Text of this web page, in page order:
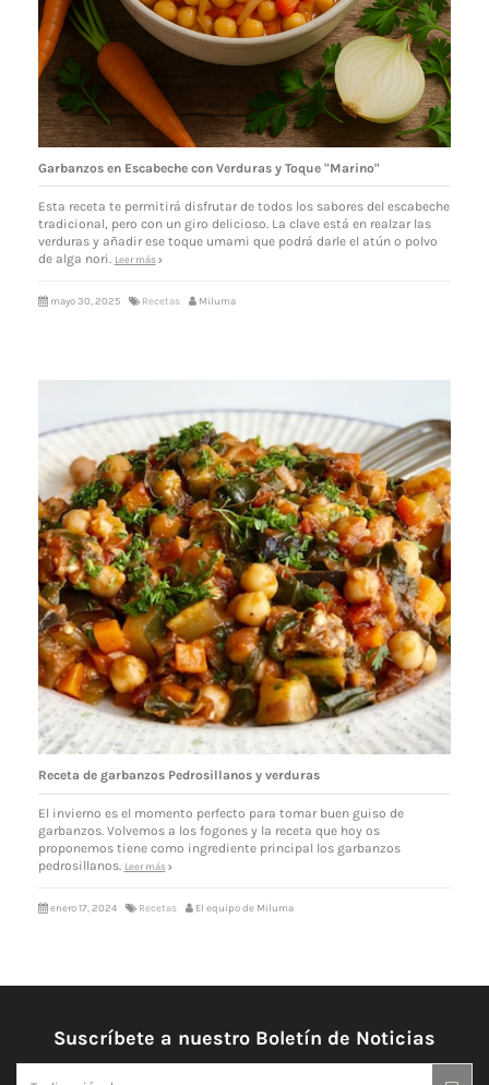
Garbanzos en Escabeche con Verduras y Toque "Marino"
Esta receta te permitirá disfrutar de todos los sabores del escabeche
tradicional, pero con un giro delicioso. La clave está en realzar las
verduras y añadir ese toque umami que podrá darle el atún o polvo
de alga nori. Leer más
mayo 30, 2025 Recetas Miluma
Receta de garbanzos Pedrosillanos y verduras
El invierno es el momento perfecto para tomar buen guiso de
garbanzos. Volvemos a los fogones y la receta que hoy os
proponemos tiene como ingrediente principal los garbanzos
pedrosillanos. Leer más
enero 17, 2024 Recetas El equipo de Miluma
Suscríbete a nuestro Boletín de Noticias